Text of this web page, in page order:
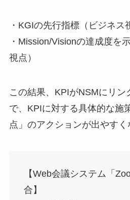
・KGIの先行指標（ビジネス
・Mission/Visionの達成度を
視点）
この結果、KPIがNSMにリン
で、KPIに対する具体的な施
点」のアクションが出やすく
【Web会議システム「
合】